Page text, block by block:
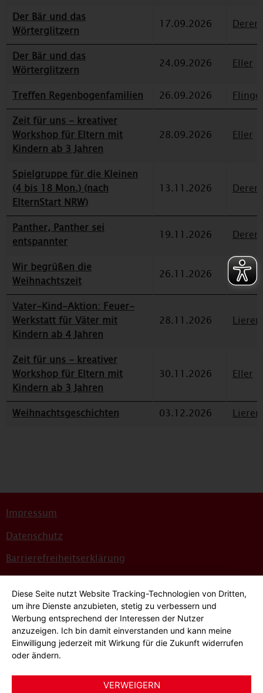
Der Bär und das
Wörterglitzern
17.09.2026
Der Bär und das
Wörterglitzern
24.09.2026 Eller
Treffen Regenbogenfamilien 26.09.2026
Zeit für uns - kreativer
Workshop für Eltern mit
Kindern ab 3 Jahren
28.09.2026 Eller
Spielgruppe für die Kleinen
(4 bis 18 Mon.) (nach
ElternStart NRW)
13.11.2026
Panther, Panther sei
entspannter
19.11.2026
Wir begrüßen die
Weihnachtszeit
26.11.2026 Eller
Vater-Kind-Aktion: Feuer-
Werkstatt für Väter mit
Kindern ab 4 Jahren
28.11.2026
Zeit für uns - kreativer
Workshop für Eltern mit
Kindern ab 3 Jahren
30.11.2026 Eller
Weihnachtsgeschichten 03.12.2026
Impressum
Datenschutz
Barrierefreiheitserklärung
Bildnachweise
Hinweisgeber*innensystem
Cookie-Einstellungen
Diese Seite nutzt Website Tracking-Technologien von Dritten,
um ihre Dienste anzubieten, stetig zu verbessern und
Werbung entsprechend der Interessen der Nutzer
anzuzeigen. Ich bin damit einverstanden und kann meine
Einwilligung jederzeit mit Wirkung für die Zukunft widerrufen
oder ändern.
VERWEIGERN